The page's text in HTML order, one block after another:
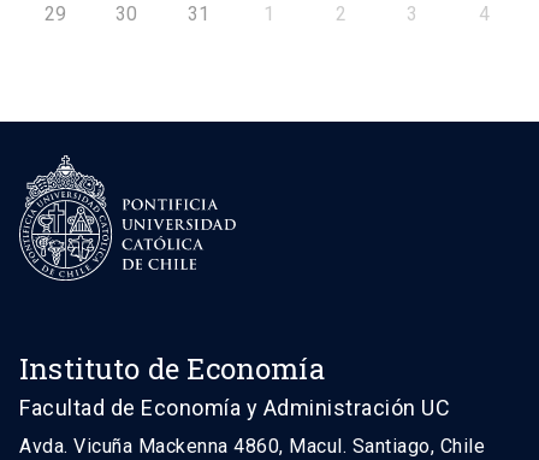
29 30 31 1 2 3 4
Instituto de Economía
Facultad de Economía y Administración UC
Avda. Vicuña Mackenna 4860, Macul. Santiago, Chile